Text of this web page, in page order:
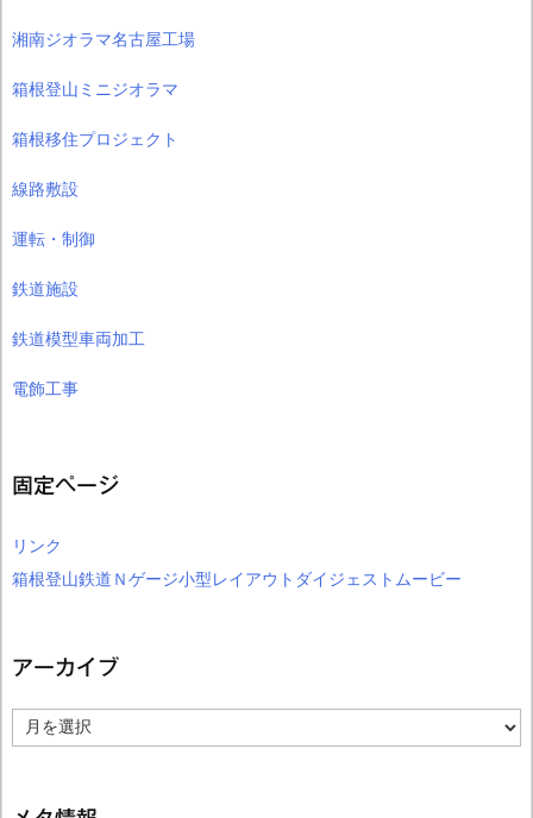
湘南ジオラマ名古屋工場
箱根登山ミニジオラマ
箱根移住プロジェクト
線路敷設
運転・制御
鉄道施設
鉄道模型車両加工
電飾工事
固定ページ
リンク
箱根登山鉄道Ｎゲージ小型レイアウトダイジェストムービー
アーカイブ
ー
ブ